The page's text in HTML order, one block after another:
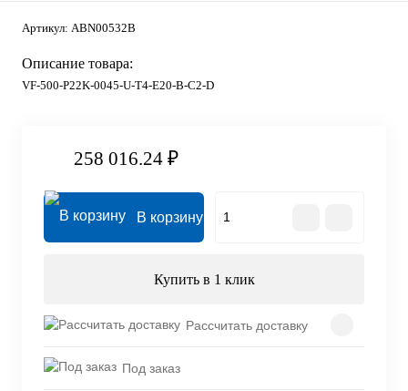
Артикул: ABN00532B
Описание товара:
VF-500-P22K-0045-U-T4-E20-B-C2-D
258 016.24 ₽
В корзину
Купить в 1 клик
Рассчитать доставку
Под заказ